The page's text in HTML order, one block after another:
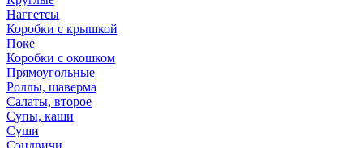
Наггетсы
Коробки с крышкой
Поке
Коробки с окошком
Прямоугольные
Роллы, шаверма
Салаты, второе
Супы, каши
Суши
Сэндвичи